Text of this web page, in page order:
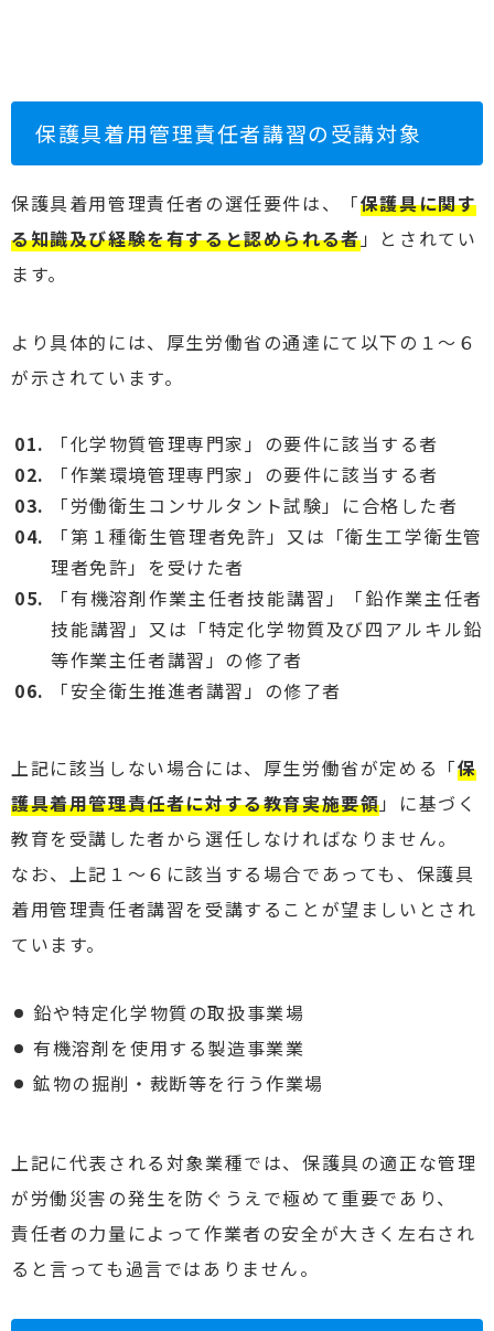
保護具着用管理責任者講習の受講対象
保護具着用管理責任者の選任要件は、「保護具に関す
る知識及び経験を有すると認められる者」とされてい
ます。
より具体的には、厚生労働省の通達にて以下の１～６
が示されています。
「化学物質管理専門家」の要件に該当する者
「作業環境管理専門家」の要件に該当する者
「労働衛生コンサルタント試験」に合格した者
「第１種衛生管理者免許」又は「衛生工学衛生管
理者免許」を受けた者
「有機溶剤作業主任者技能講習」「鉛作業主任者
技能講習」又は「特定化学物質及び四アルキル鉛
等作業主任者講習」の修了者
「安全衛生推進者講習」の修了者
上記に該当しない場合には、厚生労働省が定める「保
護具着用管理責任者に対する教育実施要領」に基づく
教育を受講した者から選任しなければなりません。
なお、上記１～６に該当する場合であっても、保護具
着用管理責任者講習を受講することが望ましいとされ
ています。
鉛や特定化学物質の取扱事業場
有機溶剤を使用する製造事業業
鉱物の掘削・裁断等を行う作業場
上記に代表される対象業種では、保護具の適正な管理
が労働災害の発生を防ぐうえで極めて重要であり、
責任者の力量によって作業者の安全が大きく左右され
ると言っても過言ではありません。